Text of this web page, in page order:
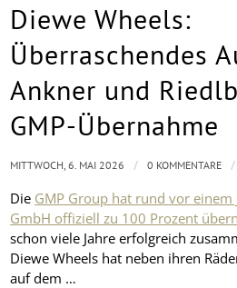
Diewe Wheels:
Überraschendes
Ankner und
GMP-Übernahme
Die GMP Group hat rund vor einem
GmbH offiziell zu 100 Prozent
schon viele Jahre erfolgreich
Diewe Wheels hat neben ihren
auf dem …
MITTWOCH, 6. MAI 2026 / 0 KOMMENTARE /